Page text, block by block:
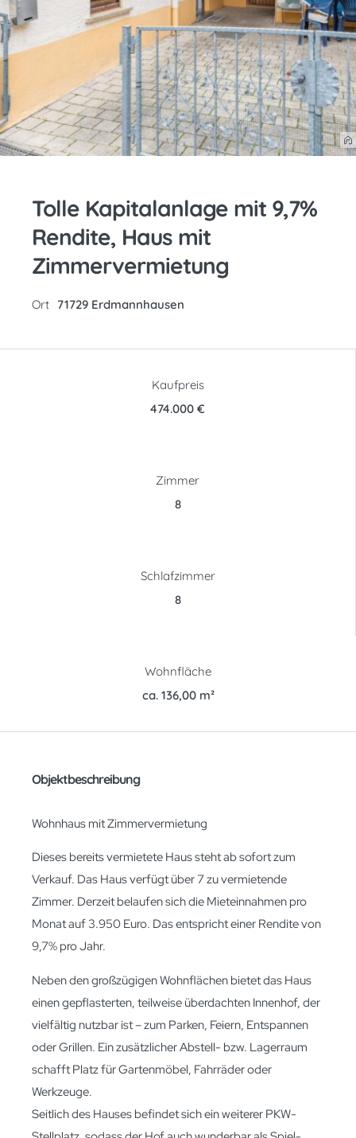
Tolle Kapitalanlage mit 9,7%
Rendite, Haus mit
Zimmervermietung
Ort 71729 Erdmannhausen
Kaufpreis
474.000 €
Zimmer
8
Schlafzimmer
8
Wohnfläche
ca. 136,00 m²
Objektbeschreibung
Wohnhaus mit Zimmervermietung
Dieses bereits vermietete Haus steht ab sofort zum
Verkauf. Das Haus verfügt über 7 zu vermietende
Zimmer. Derzeit belaufen sich die Mieteinnahmen pro
Monat auf 3.950 Euro. Das entspricht einer Rendite von
9,7% pro Jahr.
Neben den großzügigen Wohnflächen bietet das Haus
einen gepflasterten, teilweise überdachten Innenhof, der
vielfältig nutzbar ist – zum Parken, Feiern, Entspannen
oder Grillen. Ein zusätzlicher Abstell- bzw. Lagerraum
schafft Platz für Gartenmöbel, Fahrräder oder
Werkzeuge.
Seitlich des Hauses befindet sich ein weiterer PKW-